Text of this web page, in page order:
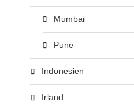
Mumbai
Pune
Indonesien
Irland